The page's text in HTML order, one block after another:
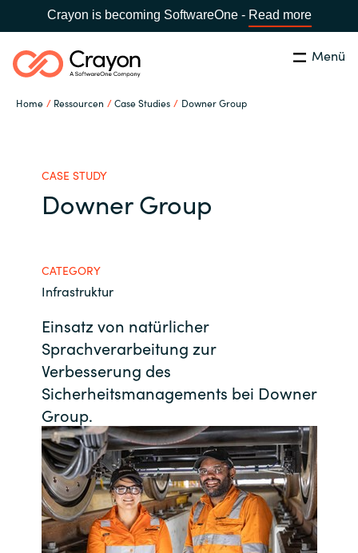
Crayon is becoming SoftwareOne - Read more
Menü
Home Ressourcen Case Studies Downer Group
Global site
Bulgaria
Denmark
Estonia
Finland
Suchen Schliessen
Software Partner
Ressourcen
Über uns
Kontakt
Karriere
CASE STUDY
Downer Group
CATEGORY
Infrastruktur
Einsatz von natürlicher
Sprachverarbeitung zur
Verbesserung des
Sicherheitsmanagements bei Downer
Group.